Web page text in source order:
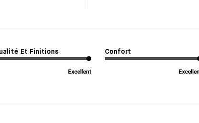
Et Finitions
Excellent
Confort